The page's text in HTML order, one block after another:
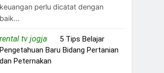
keuangan perlu dicatat dengan
baik...
rental tv jogjaon 5 Tips Belajar
Pengetahuan Baru Bidang Pertanian
dan Peternakan